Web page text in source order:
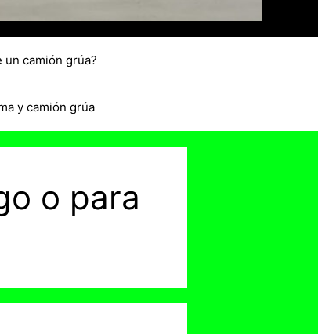
un camión grúa?
y camión grúa
o para